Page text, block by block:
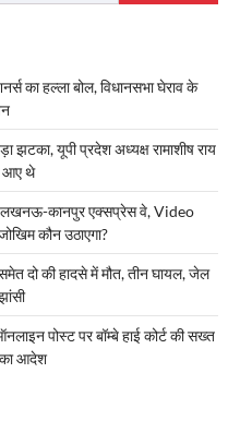
का हल्ला बोल, विधानसभा घेराव के
यूपी प्रदेश अध्यक्ष रामाशीष राय
आए थे
लखनऊ-कानपुर एक्सप्रेस वे, Video
कौन उठाएगा?
दो की हादसे में मौत, तीन घायल, जेल
पोस्ट पर बॉम्बे हाई कोर्ट की सख्त
का आदेश